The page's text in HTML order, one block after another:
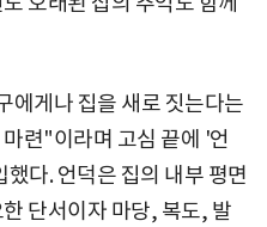
에게나 집을 새로 짓는다는
련"이라며 고심 끝에 '언
다. 언덕은 집의 내부 평면
단서이자 마당, 복도, 발